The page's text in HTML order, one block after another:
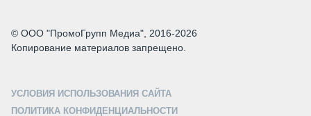
© ООО "ПромоГрупп Медиа", 2016-2026
Копирование материалов запрещено.
УСЛОВИЯ ИСПОЛЬЗОВАНИЯ САЙТА
ПОЛИТИКА КОНФИДЕНЦИАЛЬНОСТИ